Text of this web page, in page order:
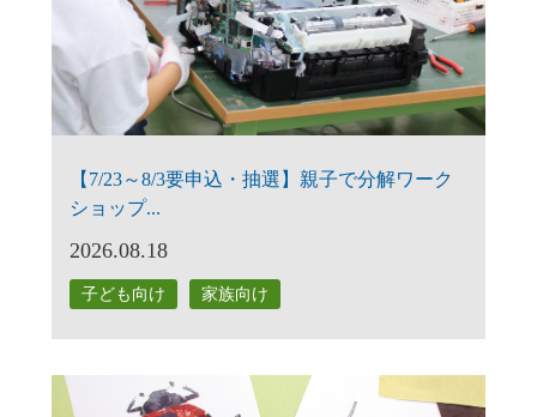
【7/23～8/3要申込・抽選】親子で分解ワーク
ショップ...
2026.08.18
子ども向け 家族向け